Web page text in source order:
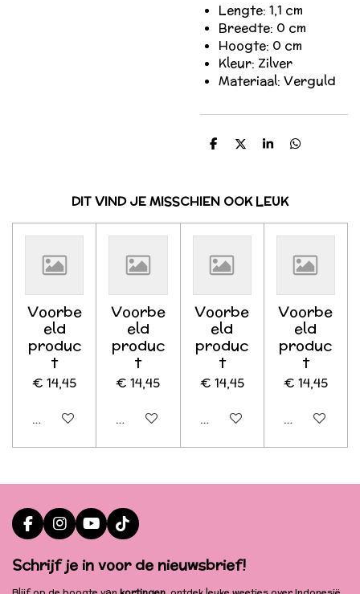
Lengte: 1,1 cm
Breedte: 0 cm
Hoogte: 0 cm
Kleur: Zilver
Materiaal: Verguld
D
n
D S
e
D
DIT VIND JE MISSCHIEN OOK LEUK
Voorbe
eld
produc
t
€ 14,45
Uitgeschakeld
Voorbe
eld
produc
t
€ 14,45
Uitgeschakeld
Voorbe
eld
produc
t
€ 14,45
Uitgeschakeld
Voorbe
eld
produc
t
€ 14,45
F
a
c
e
b
I
n
s
t
a
Y
o
u
T
u
T
i
k
T
o
Schrijf je in voor de nieuwsbrief!